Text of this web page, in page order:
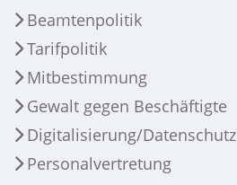
Beamtenpolitik
Tarifpolitik
Mitbestimmung
Gewalt gegen Beschäftigte
Digitalisierung/Datenschutz
Personalvertretung